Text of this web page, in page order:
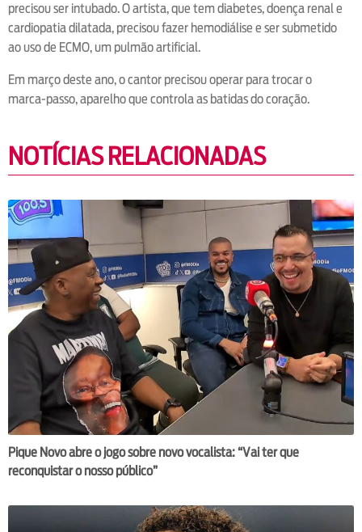
precisou ser intubado. O artista, que tem diabetes, doença renal e
cardiopatia dilatada, precisou fazer hemodiálise e ser submetido
ao uso de ECMO, um pulmão artificial.
Em março deste ano, o cantor precisou operar para trocar o
marca-passo, aparelho que controla as batidas do coração.
NOTÍCIAS RELACIONADAS
Pique Novo abre o jogo sobre novo vocalista: “Vai ter que
reconquistar o nosso público”